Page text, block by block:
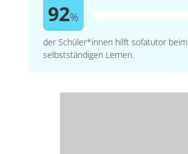
92%
der Schüler*innen hilft sofatutor beim
selbstständigen Lernen.